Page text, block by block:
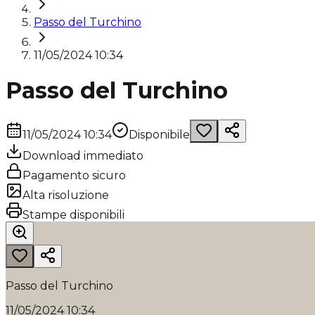
Passo del Turchino
11/05/2024 10:34
Passo del Turchino
11/05/2024 10:34
Disponibile
Download immediato
Pagamento sicuro
Alta risoluzione
Stampe disponibili
Passo del Turchino
11/05/2024 10:34